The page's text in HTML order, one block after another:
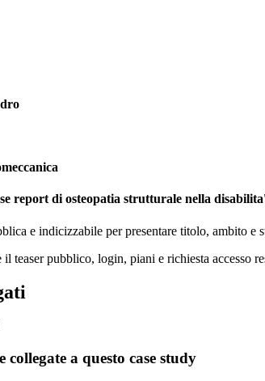
report di osteopatia strutturale nella
e indicizzabile per presentare titolo, ambito
teaser pubblico, login, piani e richiesta accesso
collegate a questo case study